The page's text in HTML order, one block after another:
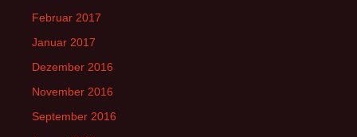
Februar 2017
Januar 2017
Dezember 2016
November 2016
September 2016